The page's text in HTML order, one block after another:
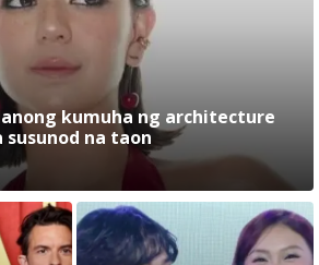
kumuha ng architecture
susunod na taon